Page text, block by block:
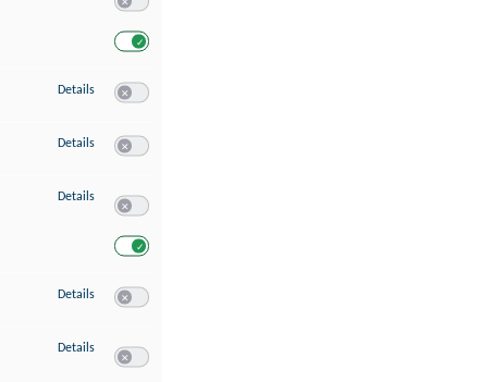
Details zu Erstellung von Profilen für personalisierte Werbung
Details zu Verwendung von Profilen zur Auswahl personalisierter Werbung
Details zu Messung der Werbeleistung
Details zu Messung der Performance von Inhalten
Details zu Analyse von Zielgruppen durch Statistiken oder Kombinationen von